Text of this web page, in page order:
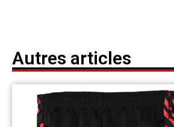
Autres articles